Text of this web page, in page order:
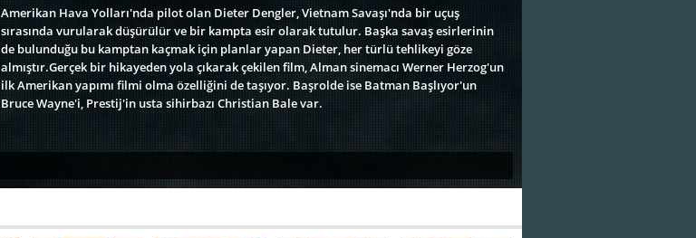
Amerikan Hava Yolları'nda pilot olan Dieter Dengler, Vietnam Savaşı'nda bir uçuş
sırasında vurularak düşürülür ve bir kampta esir olarak tutulur. Başka savaş esirlerinin
de bulunduğu bu kamptan kaçmak için planlar yapan Dieter, her türlü tehlikeyi göze
almıştır.Gerçek bir hikayeden yola çıkarak çekilen film, Alman sinemacı Werner Herzog'un
ilk Amerikan yapımı filmi olma özelliğini de taşıyor. Başrolde ise Batman Başlıyor'un
Bruce Wayne'i, Prestij'in usta sihirbazı Christian Bale var.